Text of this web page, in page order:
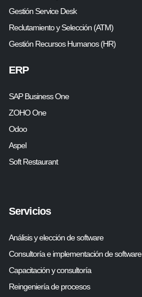
Gestión Service Desk
Reclutamiento y Selección (ATM)
Gestión Recursos Humanos (HR)
ERP
SAP Business One
ZOHO One
Odoo
Aspel
Soft Restaurant
Servicios
Análisis y elección de software
Consultoría e implementación de software
Capacitación y consultoría
Reingeniería de procesos